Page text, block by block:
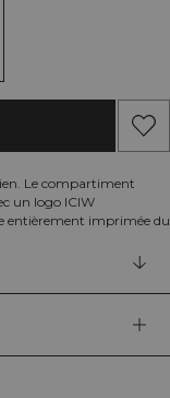
Le compartiment
un logo ICIW
entièrement imprimée du
avec un chiffon humide.